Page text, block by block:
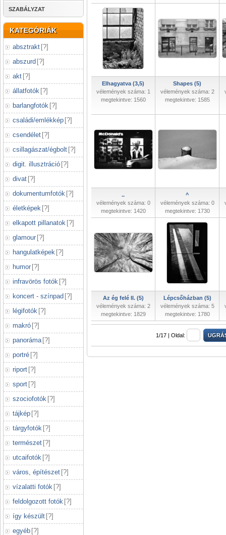
SZABÁLYZAT
KATEGÓRIÁK
absztrakt [?]
abszurd [?]
akt [?]
állatfotók [?]
barlangfotók [?]
családi/emlékkép [?]
csendélet [?]
csillagászat/égbolt [?]
digit. illusztráció [?]
divat [?]
dokumentumfotók [?]
életképek [?]
elkapott pillanatok [?]
glamour [?]
hangulatképek [?]
humor [?]
infravörös fotók [?]
koncert - színpad [?]
légifotók [?]
makró [?]
panoráma [?]
portré [?]
riport [?]
sport [?]
szociofotók [?]
tájkép [?]
tárgyfotók [?]
természet [?]
utcaifotók [?]
város, építészet [?]
vízalatti fotók [?]
feldolgozott fotók [?]
így készült [?]
egyéb [?]
Elhagyatva (3,5)
vélemények száma: 1
megtekintve: 1560
Shapes (5)
vélemények száma: 2
megtekintve: 1585
..
vélemények száma: 0
megtekintve: 1420
^
vélemények száma: 0
megtekintve: 1730
Az ég felé II. (5)
vélemények száma: 2
megtekintve: 1829
Lépcsőházban (5)
vélemények száma: 5
megtekintve: 1780
1/17 | Oldal: